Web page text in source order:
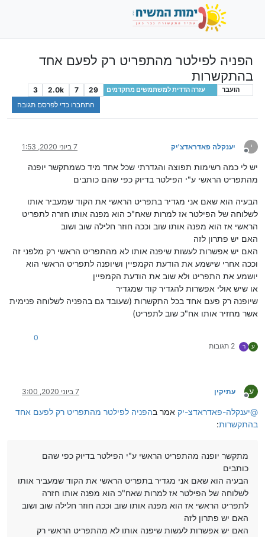
הפניה לפילטר מהתפריט רק לפעם אחד
בהתקשרות
הועבר עזרה הדדית למשתמשים מתקדמים 29
7
2.0k
3
התחברו כדי לפרסם תגובה
י
מנותק
יענקלה פאדראדצ'יק 7 ביוני 2020, 1:53
יש לי כמה רשימות תפוצה והגדרתי שכל אחד מיד כשמתקשר יופנה
מהתפריט הראשי ע"י הפילטר בדיוק כפי שהם כותבים
הבעיה הוא שאם אני מגדיר בתפריט הראשי את הקוד שמעביר אותו
לשלוחה של הפילטר אז למרות שאח"כ הוא מפנה אותו חזרה לתפריט
הראשי אז הוא מפנה אותו שוב וככה חוזר חלילה שוב ושוב
האם יש פתרון לזה
האם יש אפשרות לעשות שיפנה אותו לא מהתפריט הראשי רק מלפני זה
וככה אחרי שישמע את הודעת הקמפיין ושיופנה לתפריט הראשי הוא
יושמע את התפריט ולא שוב את הודעת הקמפיין
או שיש אולי אפשרות להגדיר קוד שמגדיר
שיופנה רק פעם אחד בכל התקשרות (שעובד גם בהפניה לשלוחה פנימית
אשר מחזיר אותו אח"כ שוב לתפריט)
ע ר 2 תגובות
0
ע
מנותק
עתיקין 7 ביוני 2020, 3:00
@יענקלה-פאדראדצ-יק אמר בהפניה לפילטר מהתפריט רק לפעם אחד
בהתקשרות:
מתקשר יופנה מהתפריט הראשי ע"י הפילטר בדיוק כפי שהם
כותבים
הבעיה הוא שאם אני מגדיר בתפריט הראשי את הקוד שמעביר אותו
לשלוחה של הפילטר אז למרות שאח"כ הוא מפנה אותו חזרה
לתפריט הראשי אז הוא מפנה אותו שוב וככה חוזר חלילה שוב ושוב
האם יש פתרון לזה
האם יש אפשרות לעשות שיפנה אותו לא מהתפריט הראשי רק